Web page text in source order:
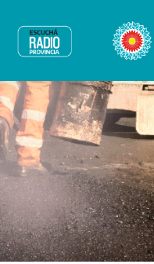
Radio Provincia